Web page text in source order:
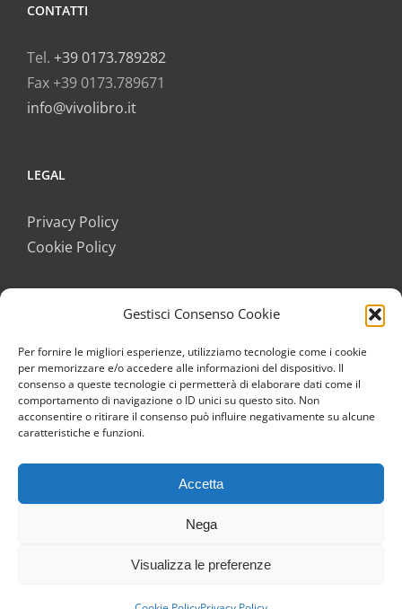
Gestisci Consenso Cookie
Per fornire le migliori esperienze, utilizziamo tecnologie come i cookie
per memorizzare e/o accedere alle informazioni del dispositivo. Il
consenso a queste tecnologie ci permetterà di elaborare dati come il
comportamento di navigazione o ID unici su questo sito. Non
acconsentire o ritirare il consenso può influire negativamente su alcune
caratteristiche e funzioni.
Accetta
Nega
Visualizza le preferenze
CONTATTI
Tel. +39 0173.789282
Fax +39 0173.789671
info@vivolibro.it
LEGAL
Privacy Policy
Cookie Policy
Copyright di Francesca Chessa, Carolina Grosa,
Boban Pesov, Elio Rizzo, Studio di animazione
Làstrego & Testa.